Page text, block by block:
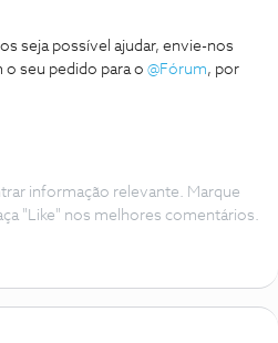
seja possível ajudar, envie-nos
o seu pedido para o @Fórum, por
informação relevante. Marque
"Like" nos melhores comentários.